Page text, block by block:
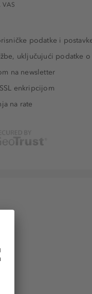
podatke i
uključujući podatke
na newsletter
enkripcijom
na rate